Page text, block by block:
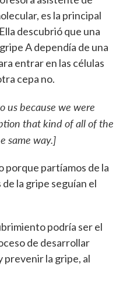
es la principal
descubrió que una
A dependía de una
entrar en las células
cepa no.
us because we were
that kind of all of the
same way.]
porque partíamos de la
la gripe seguían el
podría ser el
de desarrollar
prevenir la gripe, al